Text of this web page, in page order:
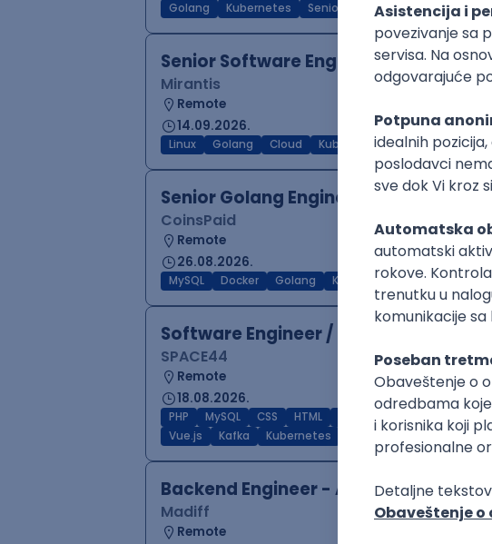
Golang Kubernetes Senior
Senior Software Engineer - K0s Team
Mirantis
Remote
14.09.2026.
Linux Golang Cloud Kubernetes Senior
Senior Golang Engineer
CoinsPaid
Remote
26.08.2026.
MySQL Docker Golang Kafka Kubernetes Senior
Software Engineer / Developer
SPACE44
Remote
18.08.2026.
PHP MySQL CSS HTML Node.js Angular Java
Vue.js
Kafka Kubernetes
Backend Engineer - AI Startup
Madiff
Remote